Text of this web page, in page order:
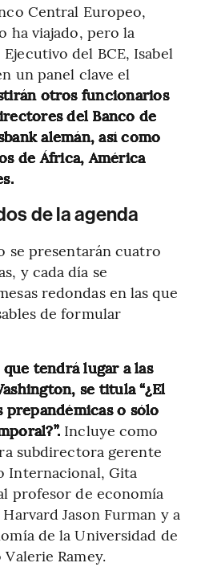
Central Europeo,
ha viajado, pero la
del BCE, Isabel
un panel clave el
otros funcionarios
del Banco de
alemán, así como
de África, América
de la agenda
se presentarán cuatro
y cada día se
redondas en las que
de formular
tendrá lugar a las
se titula “¿El
o sólo
Incluye como
subdirectora gerente
Internacional, Gita
profesor de economía
Jason Furman y a
de la Universidad de
Ramey.